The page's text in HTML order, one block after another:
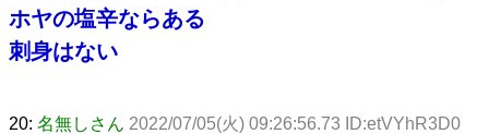
ホヤの塩辛ならある
刺身はない
20: 名無しさん 2022/07/05(火) 09:26:56.73 ID:etVYhR3D0